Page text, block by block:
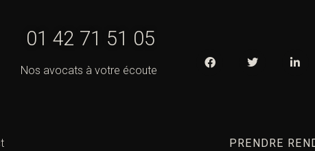
01 42 71 51 05
Nos avocats à votre écoute
PRENDRE